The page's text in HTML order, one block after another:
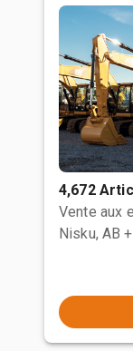
4,672
Vente aux
Nisku, AB